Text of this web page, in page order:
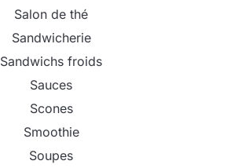
Salon de thé
Sandwicherie
Sandwichs froids
Sauces
Scones
Smoothie
Soupes